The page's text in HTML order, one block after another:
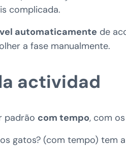
complicada.
automaticamente de
a fase manualmente.
actividad
padrão com tempo, com
gatos? (com tempo) tem